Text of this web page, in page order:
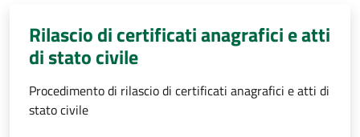
Rilascio di certificati anagrafici e atti
di stato civile
Procedimento di rilascio di certificati anagrafici e atti di
stato civile